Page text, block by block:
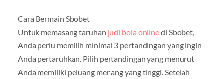
Cara Bermain Sbobet
Untuk memasang taruhan judi bola onlinedi Sbobet,
Anda perlu memilih minimal 3 pertandingan yang ingin
Anda pertaruhkan. Pilih pertandingan yang menurut
Anda memiliki peluang menang yang tinggi. Setelah